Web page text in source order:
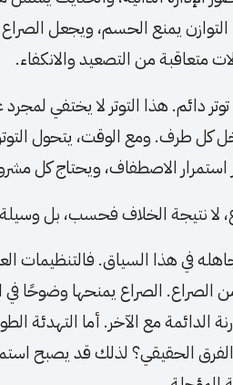
يمنع الحسم، ويجعل الصراع
متعاقبة من التصعيد والانكفاء.
دائم. هذا التوتر لا يختفي لمجرد
كل طرف. ومع الوقت، يتحول
استمرار الاصطفاف، ويحتاج كل
لا نتيجة الخلاف فحسب، بل وسيلة
في هذا السياق. فالتنظيمات
الصراع يمنحها وضوحًا في
الدائمة مع الآخر. أما
الحقيقي؟ لذلك قد يصبح